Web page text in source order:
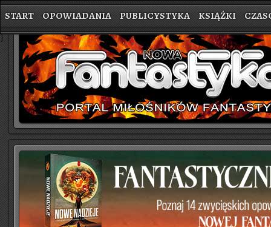
START OPOWIADANIA PUBLICYSTYKA KSIĄŻKI
}